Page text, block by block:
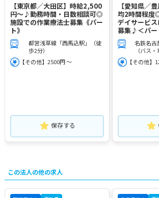
【東京都／大田区】時給2,500
円～♪勤務時間・日数相談可◎
施設での作業療法士募集《パー
ト》
都営浅草線「西馬込駅」（徒
歩2分）
【その他】2500円 ～
保存する
【愛知県／
均2時間程度
デイサービ
募集♪＜パー
名鉄名古
（バス・
【その他】
この法人の他の求人